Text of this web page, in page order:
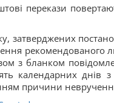
перекази
затверджених
рекомендованого
з бланком
календарних днів
причини